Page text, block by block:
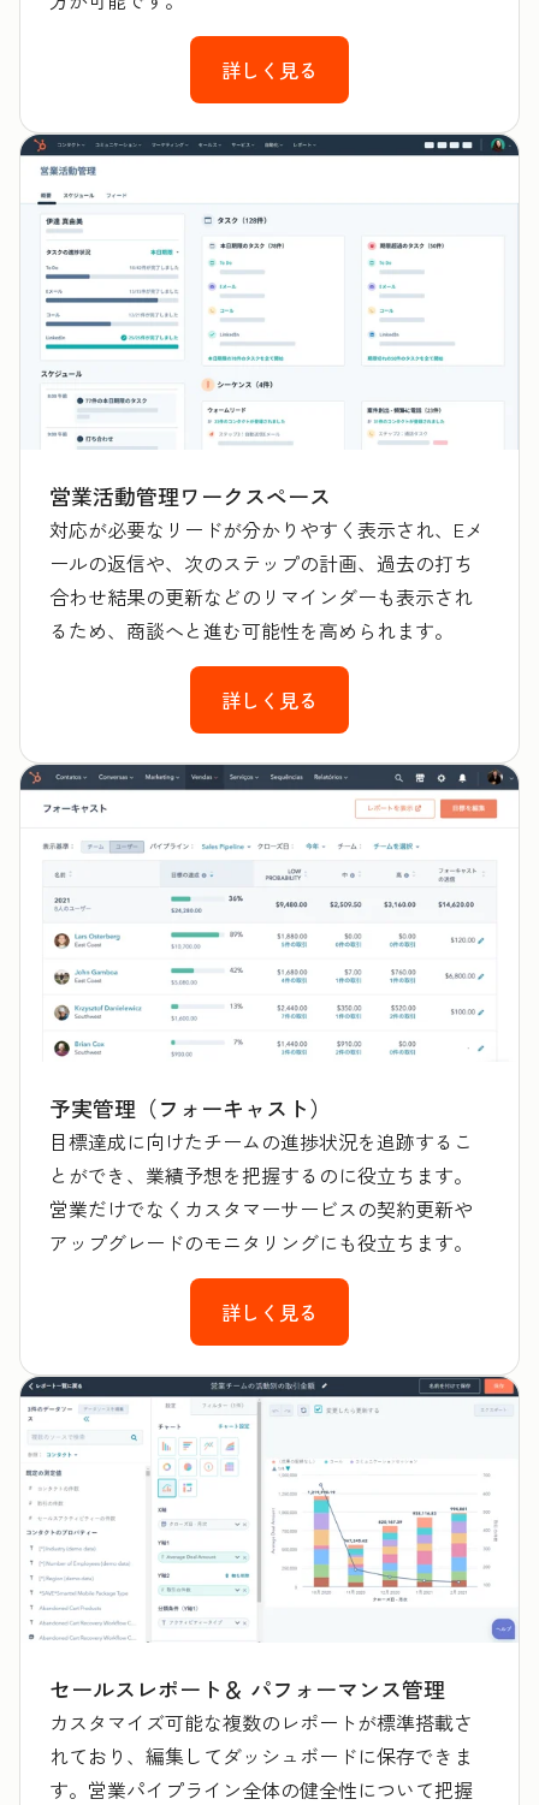
詳しく見る
営業活動管理ワークスペース
対応が必要なリードが分かりやすく表示され、Eメ
ールの返信や、次のステップの計画、過去の打ち
合わせ結果の更新などのリマインダーも表示され
るため、商談へと進む可能性を高められます。
詳しく見る
予実管理（フォーキャスト）
目標達成に向けたチームの進捗状況を追跡するこ
とができ、業績予想を把握するのに役立ちます。
営業だけでなくカスタマーサービスの契約更新や
アップグレードのモニタリングにも役立ちます。
詳しく見る
セールスレポート＆ パフォーマンス管理
カスタマイズ可能な複数のレポートが標準搭載さ
れており、編集してダッシュボードに保存できま
す。営業パイプライン全体の健全性について把握